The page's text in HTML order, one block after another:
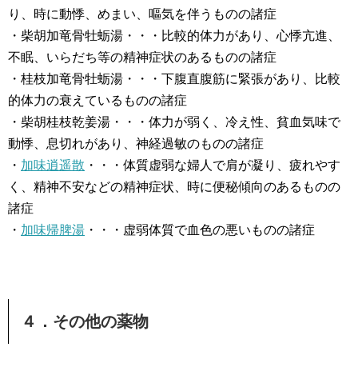
り、時に動悸、めまい、嘔気を伴うものの諸症
・柴胡加竜骨牡蛎湯・・・比較的体力があり、心悸亢進、
不眠、いらだち等の精神症状のあるものの諸症
・桂枝加竜骨牡蛎湯・・・下腹直腹筋に緊張があり、比較
的体力の衰えているものの諸症
・柴胡桂枝乾姜湯・・・体力が弱く、冷え性、貧血気味で
動悸、息切れがあり、神経過敏のものの諸症
・ 加味逍遥散 ・・・体質虚弱な婦人で肩が凝り、疲れやす
く、精神不安などの精神症状、時に便秘傾向のあるものの
諸症
・ 加味帰脾湯 ・・・虚弱体質で血色の悪いものの諸症
４．その他の薬物